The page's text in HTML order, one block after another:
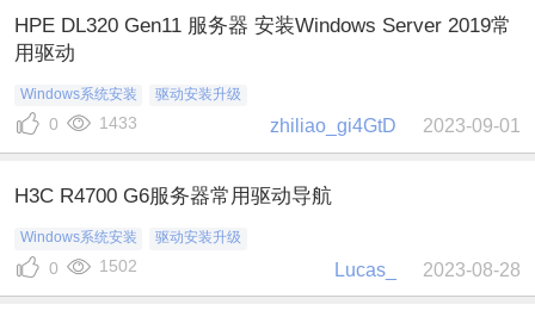
HPE DL320 Gen11 服务器 安装Windows Server 2019常
用驱动
Windows系统安装 驱动安装升级
zhiliao_gi4GtD 2023-09-01
0 1433
H3C R4700 G6服务器常用驱动导航
Windows系统安装 驱动安装升级
Lucas_ 2023-08-28
0 1502